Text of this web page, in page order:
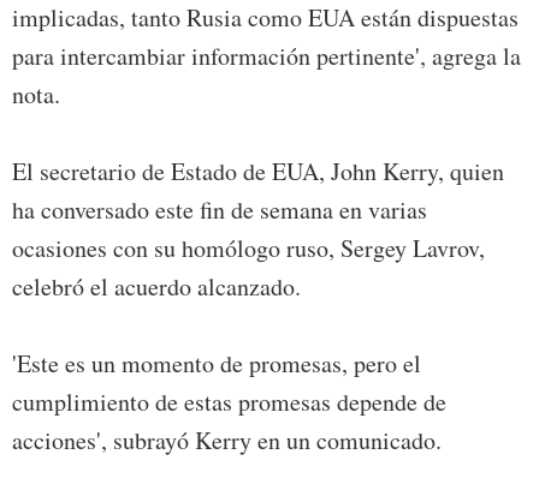
implicadas, tanto Rusia como EUA están dispuestas
para intercambiar información pertinente', agrega la
nota.
El secretario de Estado de EUA, John Kerry, quien
ha conversado este fin de semana en varias
ocasiones con su homólogo ruso, Sergey Lavrov,
celebró el acuerdo alcanzado.
'Este es un momento de promesas, pero el
cumplimiento de estas promesas depende de
acciones', subrayó Kerry en un comunicado.